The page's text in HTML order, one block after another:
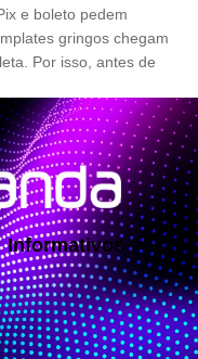
e boleto pedem
gringos chegam
Por isso, antes de
Informativos